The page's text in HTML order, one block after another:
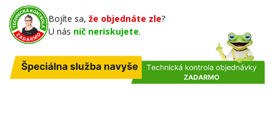
Bojíte sa, že objednáte zle?
U nás nič neriskujete.